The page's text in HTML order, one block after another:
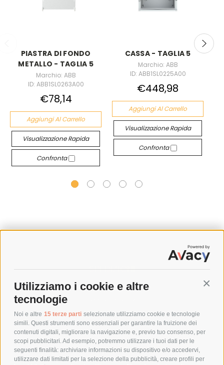
Utilizziamo i cookie e altre
tecnologie
Noi e altre 15 terze parti selezionate utilizziamo cookie e tecnologie
simili. Questi strumenti sono essenziali per garantire la fruizione dei
contenuti digitali, migliorare la navigazione e, previo tuo consenso, per
scopi pubblicitari. Ad esempio, potremmo utilizzare i tuoi dati per le
seguenti finalità: archiviare informazioni su dispositivo e/o accedervi,
utilizzare dati limitati per la selezione della pubblicità, creare profili per
PIASTRA DI FONDO
METALLO - TAGLIA 5
Marchio: ABB
ID: ABB1SL0263A00
€78,14
Aggiungi Al Carrello
Visualizzazione Rapida
Confronta
CASSA - TAGLIA 5
Marchio: ABB
ID: ABB1SL0225A00
€448,98
Aggiungi Al Carrello
Visualizzazione Rapida
Confronta
SPEDIZIONI
COSTI DI SPEDIZIONE
POLITICA DI RESO
POLICY